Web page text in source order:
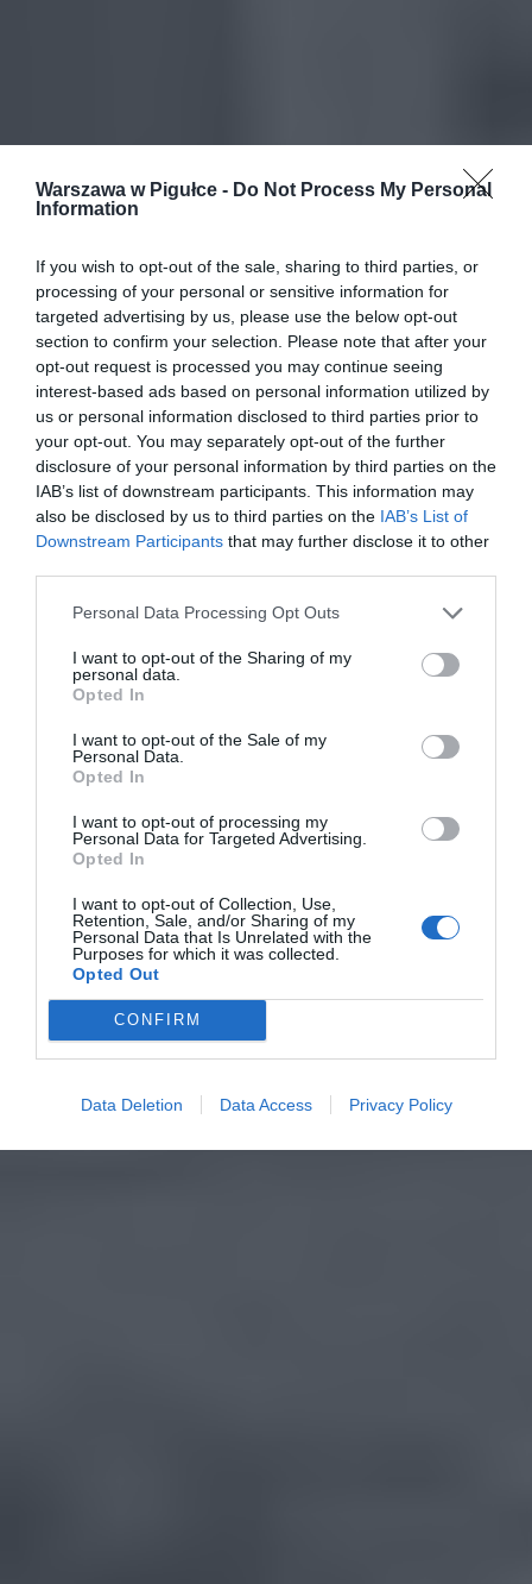
Warszawa w Pigułce - Do Not Process My Personal
Information
If you wish to opt-out of the sale, sharing to third parties, or
processing of your personal or sensitive information for
targeted advertising by us, please use the below opt-out
section to confirm your selection. Please note that after your
opt-out request is processed you may continue seeing
interest-based ads based on personal information utilized by
us or personal information disclosed to third parties prior to
your opt-out. You may separately opt-out of the further
disclosure of your personal information by third parties on the
IAB’s list of downstream participants. This information may
also be disclosed by us to third parties on the IAB’s List of
Downstream Participants that may further disclose it to other
Personal Data Processing Opt Outs
I want to opt-out of the Sharing of my
personal data.
Opted In
I want to opt-out of the Sale of my
Personal Data.
Opted In
I want to opt-out of processing my
Personal Data for Targeted Advertising.
Opted In
I want to opt-out of Collection, Use,
Retention, Sale, and/or Sharing of my
Personal Data that Is Unrelated with the
Purposes for which it was collected.
Opted Out
CONFIRM
Data Deletion Data Access Privacy Policy